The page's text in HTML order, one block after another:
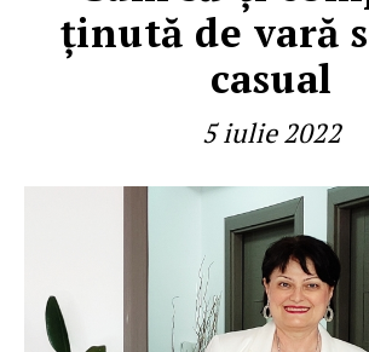
ţinută de vară
casual
5 iulie 2022